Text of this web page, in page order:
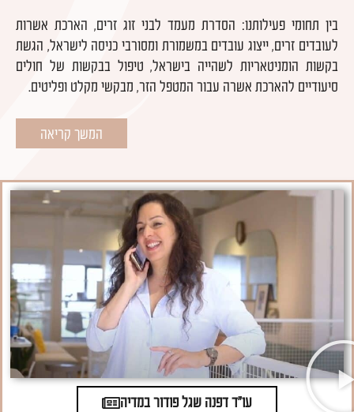
בין תחומי פעילותנו: הסדרת מעמד לבני זוג זרים, הארכת אשרות
לעובדים זרים, ייצוג עובדים במשמורת ומסורבי כניסה לישראל, הגשת
בקשות הומניטאריות לשהייה בישראל, טיפול בבקשות של חולים
סיעודיים להארכת אשרה עבור המטפל הזר, מבקשי מקלט ופליטים.
המשך קריאה
עו"ד דפנה שגל פודור במדיה